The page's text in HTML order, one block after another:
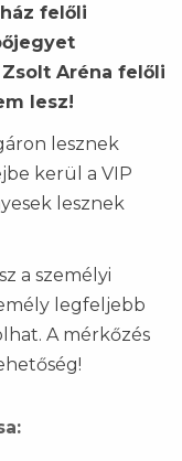
felőli
Aréna felőli
lesz!
lesznek
kerül a VIP
lesznek
a személyi
legfeljebb
A mérkőzés